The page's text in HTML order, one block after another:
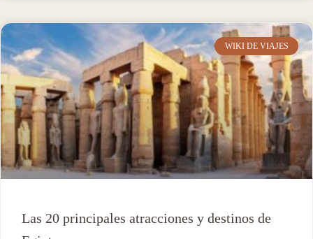
WIKI DE VIAJES
Las 20 principales atracciones y destinos de